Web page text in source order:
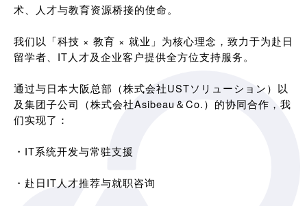
术、人才与教育资源桥接的使命。
我们以「科技 × 教育 × 就业」为核心理念，致力于为赴日
留学者、IT人才及企业客户提供全方位支持服务。
通过与日本大阪总部（株式会社USTソリューション）以
及集团子公司（株式会社Asibeau＆Co.）的协同合作，我
们实现了：
・IT系统开发与常驻支援
・赴日IT人才推荐与就职咨询